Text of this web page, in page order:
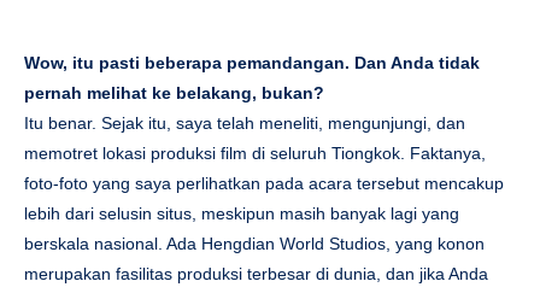
Wow, itu pasti beberapa pemandangan. Dan Anda tidak
pernah melihat ke belakang, bukan?
Itu benar. Sejak itu, saya telah meneliti, mengunjungi, dan
memotret lokasi produksi film di seluruh Tiongkok. Faktanya,
foto-foto yang saya perlihatkan pada acara tersebut mencakup
lebih dari selusin situs, meskipun masih banyak lagi yang
berskala nasional. Ada Hengdian World Studios, yang konon
merupakan fasilitas produksi terbesar di dunia, dan jika Anda